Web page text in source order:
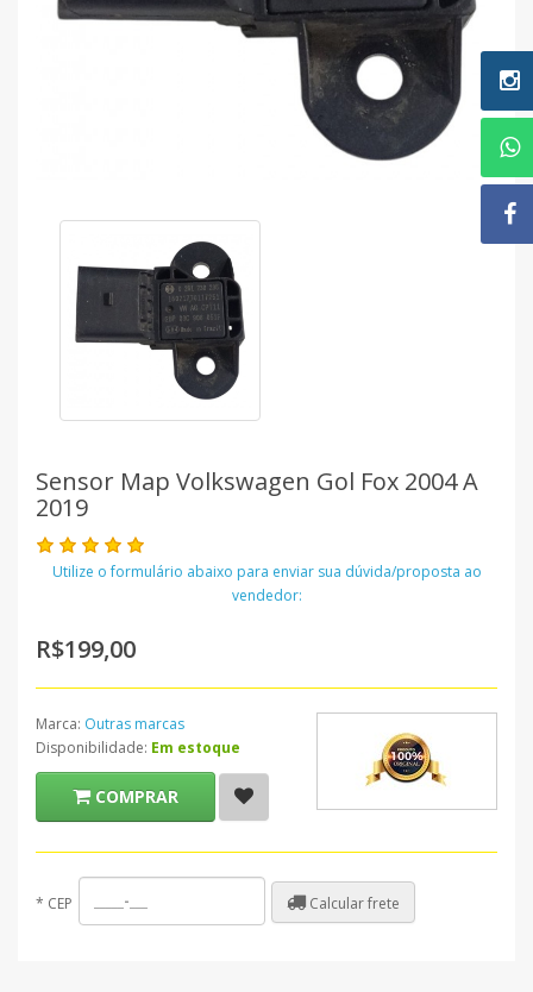
Sensor Map Volkswagen Gol Fox 2004 A
2019
Utilize o formulário abaixo para enviar sua dúvida/proposta ao
vendedor:
R$199,00
Marca: Outras marcas
Disponibilidade: Em estoque
COMPRAR
* CEP Calcular frete